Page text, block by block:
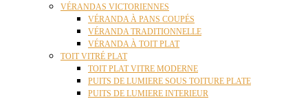
VÉRANDAS VICTORIENNES
VÉRANDA À PANS COUPÉS
VÉRANDA TRADITIONNELLE
VÉRANDA À TOIT PLAT
TOIT VITRÉ PLAT
TOIT PLAT VITRE MODERNE
PUITS DE LUMIERE SOUS TOITURE PLATE
PUITS DE LUMIERE INTERIEUR